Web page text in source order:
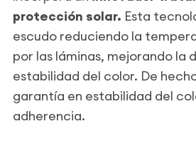
protección solar. Esta
escudo reduciendo la
por las láminas, mejorando la
estabilidad del color. De
garantía en estabilidad del
adherencia.